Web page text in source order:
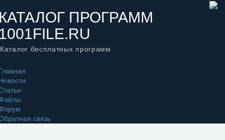
ПРОГРАММ
Каталог бесплатных программ
связь